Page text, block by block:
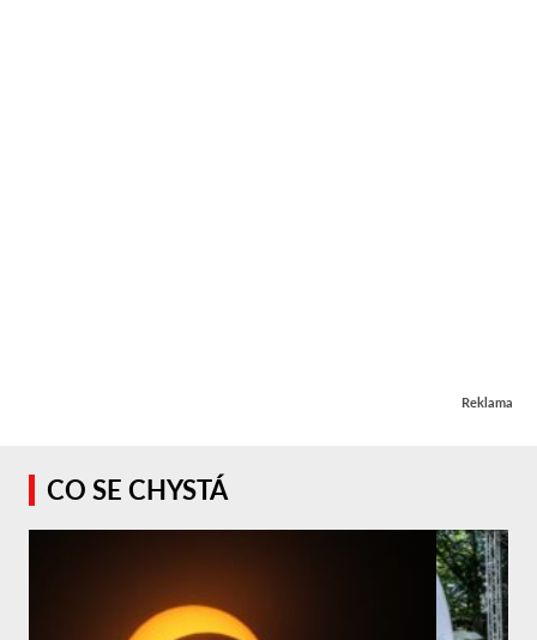
Reklama
CO SE CHYSTÁ